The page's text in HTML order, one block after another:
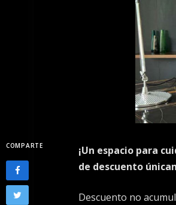
COMPARTE ¡Un espacio para
de descuento
Descuento no